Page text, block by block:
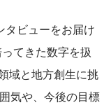
タビューをお届け
てきた数字を扱
域と地方創生に挑
気や、今後の目標